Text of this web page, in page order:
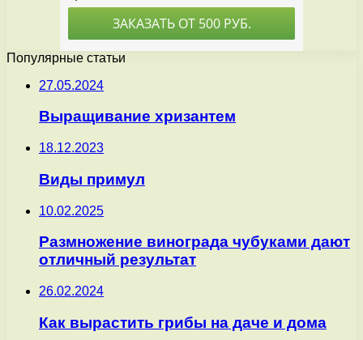
Популярные статьи
27.05.2024
Выращивание хризантем
18.12.2023
Виды примул
10.02.2025
Размножение винограда чубуками дают
отличный результат
26.02.2024
Как вырастить грибы на даче и дома